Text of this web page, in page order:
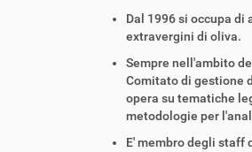
Dal 1996 si occupa
extravergini di oliva.
Sempre nell'ambito
Comitato di gestione
opera su tematiche
metodologie per
E' membro degli